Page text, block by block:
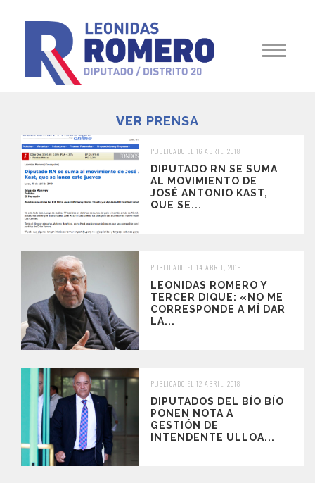
VER PRENSA
PUBLICADO EL 16 ABRIL, 2018
DIPUTADO RN SE SUMA
AL MOVIMIENTO DE
JOSÉ ANTONIO KAST,
QUE SE...
PUBLICADO EL 14 ABRIL, 2018
LEONIDAS ROMERO Y
TERCER DIQUE: «NO ME
CORRESPONDE A MÍ DAR
LA...
PUBLICADO EL 12 ABRIL, 2018
DIPUTADOS DEL BÍO BÍO
PONEN NOTA A
GESTIÓN DE
INTENDENTE ULLOA...